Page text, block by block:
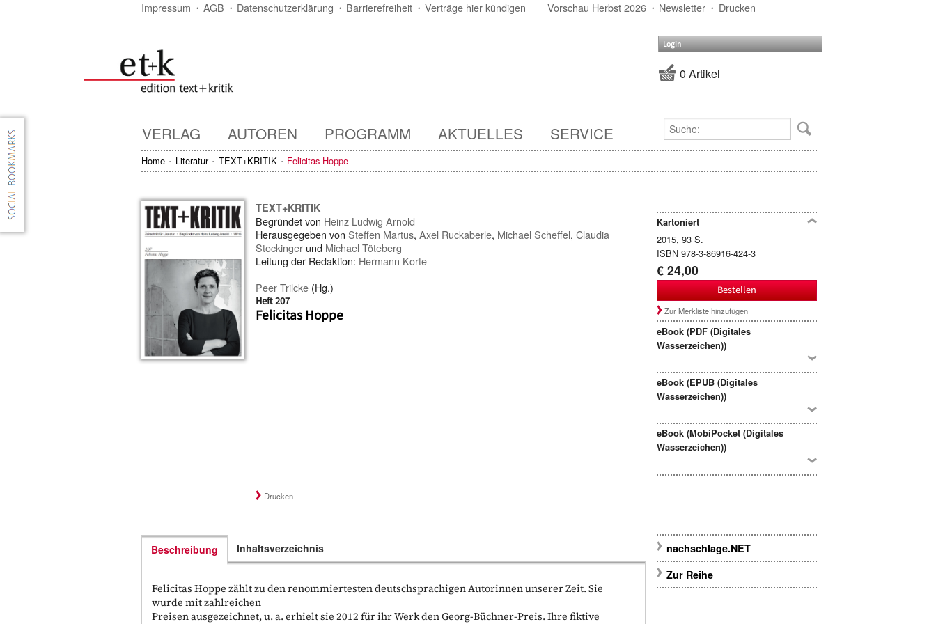
Impressum AGB Datenschutzerklärung Barrierefreiheit Verträge hier kündigen Vorschau Herbst 2026 Newsletter Drucken
Login
0 Artikel
VERLAG AUTOREN PROGRAMM AKTUELLES SERVICE
Home Literatur TEXT+KRITIK Felicitas Hoppe
TEXT+KRITIK
Begründet von Heinz Ludwig Arnold
Herausgegeben vonSteffen Martus,Axel Ruckaberle, Michael Scheffel,Claudia
Stockinger und Michael Töteberg
Leitung der Redaktion: Hermann Korte
Peer Trilcke (Hg.)
Heft 207
Felicitas Hoppe
Kartoniert
2015, 93 S.
ISBN 978-3-86916-424-3
€ 24,00
Bestellen
Zur Merkliste hinzufügen
eBook (PDF (Digitales
Wasserzeichen))
eBook (EPUB (Digitales
Wasserzeichen))
eBook (MobiPocket (Digitales
Wasserzeichen))
Drucken
Beschreibung
Felicitas Hoppe zählt zu den renommiertesten deutschsprachigen Autorinnen unserer Zeit. Sie
wurde mit zahlreichen
Preisen ausgezeichnet, u. a. erhielt sie 2012 für ihr Werk den Georg-Büchner-Preis. Ihre fiktive
Inhaltsverzeichnis
nachschlage.NET
Zur Reihe